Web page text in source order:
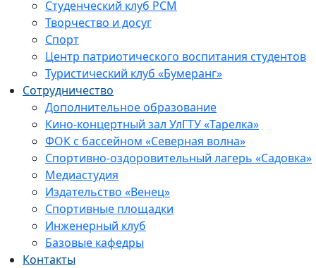
Студенческий клуб РСМ
Творчество и досуг
Спорт
Центр патриотического воспитания студентов
Туристический клуб «Бумеранг»
Сотрудничество
Дополнительное образование
Кино-концертный зал УлГТУ «Тарелка»
ФОК с бассейном «Северная волна»
Спортивно-оздоровительный лагерь «Садовка»
Медиастудия
Издательство «Венец»
Спортивные площадки
Инженерный клуб
Базовые кафедры
Контакты